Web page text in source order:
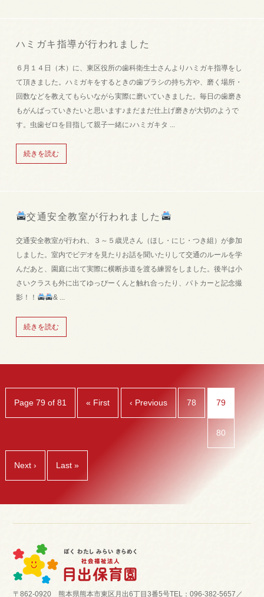
ハミガキ指導が行われました
６月１４日（木）に、東区役所の歯科衛生士さんよりハミガキ指導をし
て頂きました。ハミガキをするときの歯ブラシの持ち方や、磨く場所・
回数などを教えてもらいながら実際に磨いていきました。毎日の歯磨き
もがんばっていきたいと思います♪まだまだ仕上げ磨きが大切のようで
す。虫歯ゼロを目指して親子一緒に♪ハミガキタ ...
続きを読む
交通安全教室が行われました
交通安全教室が行われ、３～５歳児さん（ほし・にじ・つき組）が参加
しました。室内でビデオを見たりお話を聞いたりして交通のルールを学
んだあと、園庭に出て実際に横断歩道を渡る練習をしました。後半は小
さいクラスも外に出てゆっぴーくんと触れ合ったり、パトカーと記念撮
影！！
& ...
続きを読む
Page 79 of 81 « First ‹ Previous 78 79
80
Next › Last »
〒862-0920 熊本県熊本市東区月出6丁目3番5号TEL：096-382-5657／